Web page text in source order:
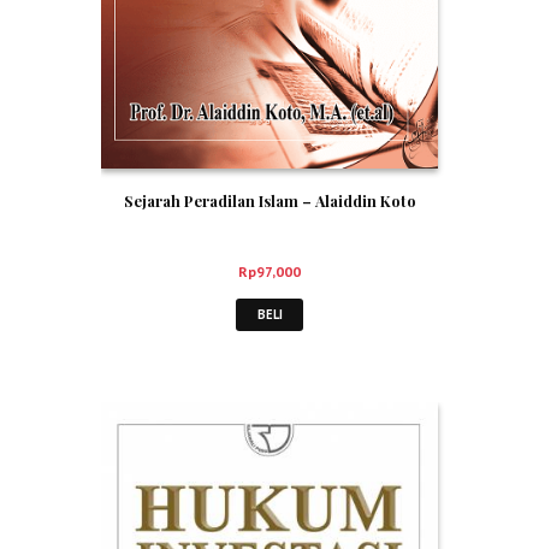
Sejarah Peradilan Islam – Alaiddin Koto
Rp97,000
BELI